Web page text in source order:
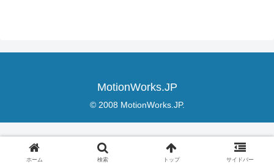
MotionWorks.JP
© 2008 MotionWorks.JP.
ホーム 検索 トップ サイドバー